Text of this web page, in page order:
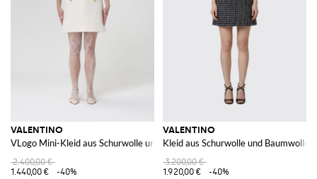
VALENTINO
VLogo Mini-Kleid aus Schurwolle und Seide
2.400,00 €
1.440,00 €
-40%
VALENTINO
Kleid aus Schurwolle und Baumwolle
3.200,00 €
1.920,00 €
-40%